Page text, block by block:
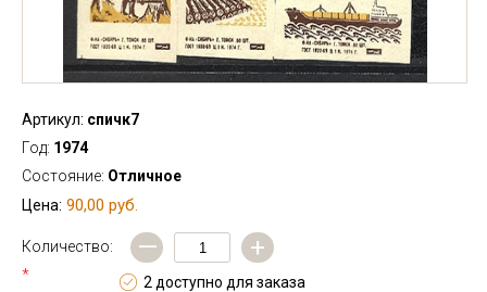
Артикул: спичк7
Год: 1974
Состояние: Отличное
Цена: 90,00 руб.
Количество:
*
— +
2 доступно для заказа